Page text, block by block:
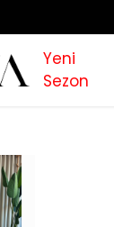
Yeni
Sezon